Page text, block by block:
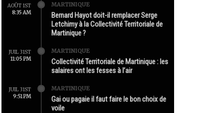
AOÛT 1ST
8:35 AM
MARTINIQUE
Bernard Hayot doit-il remplacer Serge
Letchimy à la Collectivité Territoriale de
Martinique ?
JUIL 31ST
11:05 PM
MARTINIQUE
Collectivité Territoriale de Martinique : les
salaires ont les fesses à l’air
JUIL 31ST
9:51 PM
MARTINIQUE
Gai ou pagaie il faut faire le bon choix de
voile